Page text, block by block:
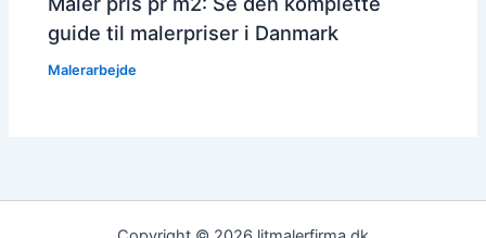
guide til malerpriser i Danmark
Malerarbejde